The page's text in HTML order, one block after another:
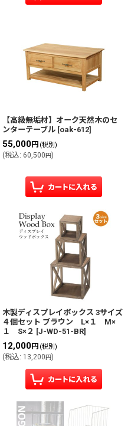
【高級無垢材】オーク天然木のセ
ンターテーブル [oak-612]
55,000円 (税別)
(税込: 60,500円)
木製ディスプレイボックス 3サイズ
４個セット ブラウン L×１ M×
１ S×２ [J-WD-51-BR]
12,000円 (税別)
(税込: 13,200円)